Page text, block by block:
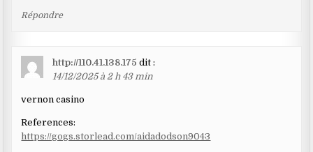
Répondre
http://110.41.138.175 dit :
14/12/2025 à 2 h 43 min
vernon casino
References:
https://gogs.storlead.com/aidadodson9043